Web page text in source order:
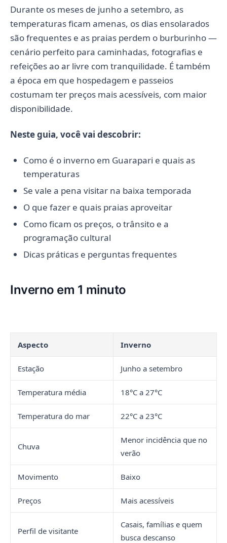
Durante os meses de junho a setembro, as
temperaturas ficam amenas, os dias ensolarados
são frequentes e as praias perdem o burburinho —
cenário perfeito para caminhadas, fotografias e
refeições ao ar livre com tranquilidade. É também
a época em que hospedagem e passeios
costumam ter preços mais acessíveis, com maior
disponibilidade.
Neste guia, você vai descobrir:
Como é o inverno em Guarapari e quais as
temperaturas
Se vale a pena visitar na baixa temporada
O que fazer e quais praias aproveitar
Como ficam os preços, o trânsito e a
programação cultural
Dicas práticas e perguntas frequentes
Inverno em 1 minuto
Aspecto Inverno
Estação Junho a setembro
Temperatura média 18°C a 27°C
Temperatura do mar 22°C a 23°C
Chuva
Menor incidência que no
verão
Movimento Baixo
Preços Mais acessíveis
Perfil de visitante
Casais, famílias e quem
busca descanso